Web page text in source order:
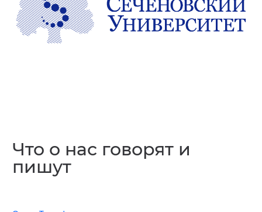
Что о нас говорят и
пишут